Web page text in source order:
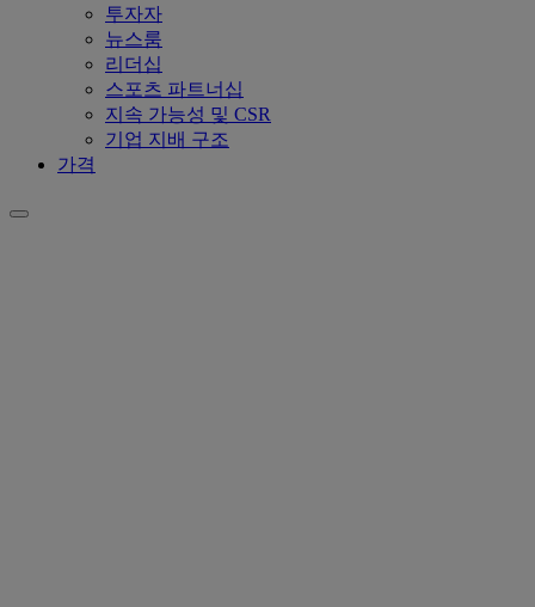
투자자
뉴스룸
리더십
스포츠 파트너십
지속 가능성 및 CSR
기업 지배 구조
가격